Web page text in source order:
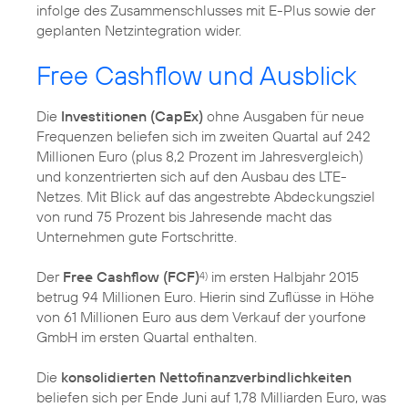
infolge des Zusammenschlusses mit E-Plus sowie der
geplanten Netzintegration wider.
Free Cashflow und Ausblick
Die Investitionen (CapEx) ohne Ausgaben für neue
Frequenzen beliefen sich im zweiten Quartal auf 242
Millionen Euro (plus 8,2 Prozent im Jahresvergleich)
und konzentrierten sich auf den Ausbau des LTE-
Netzes. Mit Blick auf das angestrebte Abdeckungsziel
von rund 75 Prozent bis Jahresende macht das
Unternehmen gute Fortschritte.
Der Free Cashflow (FCF)4) im ersten Halbjahr 2015
betrug 94 Millionen Euro. Hierin sind Zuflüsse in Höhe
von 61 Millionen Euro aus dem Verkauf der yourfone
GmbH im ersten Quartal enthalten.
Die konsolidierten Nettofinanzverbindlichkeiten
beliefen sich per Ende Juni auf 1,78 Milliarden Euro, was